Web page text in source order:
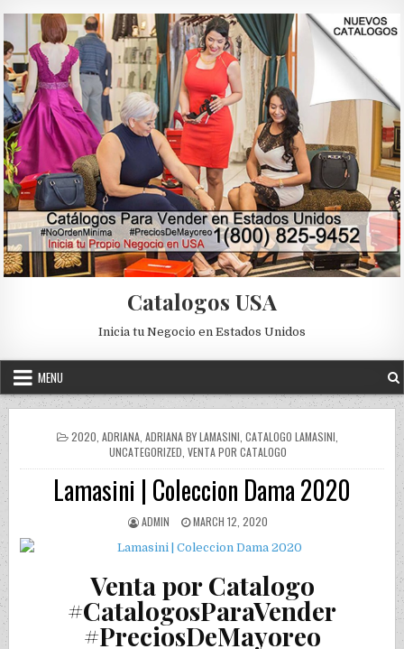
Catalogos USA
Inicia tu Negocio en Estados Unidos
MENU
POSTED IN
2020, ADRIANA, ADRIANA BY LAMASINI, CATALOGO LAMASINI,
UNCATEGORIZED, VENTA POR CATALOGO
Lamasini | Coleccion Dama 2020
AUTHOR:
ADMIN PUBLISHED DATE:
MARCH 12, 2020
Venta por Catalogo
#CatalogosParaVender
#PreciosDeMayoreo